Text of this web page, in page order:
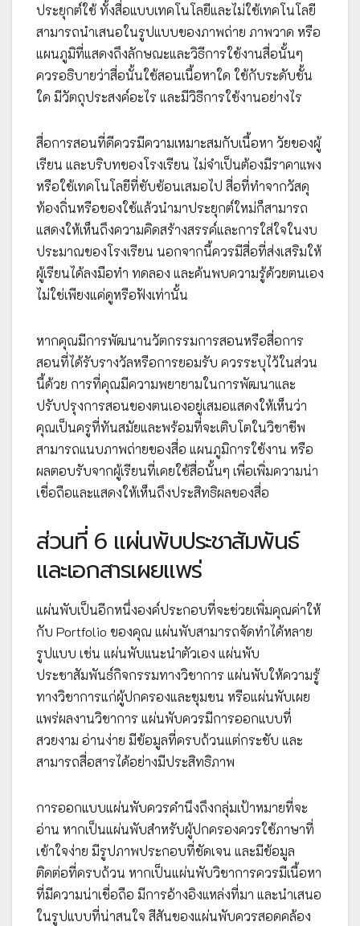
ประยุกต์ใช้ ทั้งสื่อแบบเทคโนโลยีและไม่ใช้เทคโนโลยี
สามารถนำเสนอในรูปแบบของภาพถ่าย ภาพวาด หรือ
แผนภูมิที่แสดงถึงลักษณะและวิธีการใช้งานสื่อนั้นๆ
ควรอธิบายว่าสื่อนั้นใช้สอนเนื้อหาใด ใช้กับระดับชั้น
ใด มีวัตถุประสงค์อะไร และมีวิธีการใช้งานอย่างไร
สื่อการสอนที่ดีควรมีความเหมาะสมกับเนื้อหา วัยของผู้
เรียน และบริบทของโรงเรียน ไม่จำเป็นต้องมีราคาแพง
หรือใช้เทคโนโลยีที่ซับซ้อนเสมอไป สื่อที่ทำจากวัสดุ
ท้องถิ่นหรือของใช้แล้วนำมาประยุกต์ใหม่ก็สามารถ
แสดงให้เห็นถึงความคิดสร้างสรรค์และการใส่ใจในงบ
ประมาณของโรงเรียน นอกจากนี้ควรมีสื่อที่ส่งเสริมให้
ผู้เรียนได้ลงมือทำ ทดลอง และค้นพบความรู้ด้วยตนเอง
ไม่ใช่เพียงแค่ดูหรือฟังเท่านั้น
หากคุณมีการพัฒนานวัตกรรมการสอนหรือสื่อการ
สอนที่ได้รับรางวัลหรือการยอมรับ ควรระบุไว้ในส่วน
นี้ด้วย การที่คุณมีความพยายามในการพัฒนาและ
ปรับปรุงการสอนของตนเองอยู่เสมอแสดงให้เห็นว่า
คุณเป็นครูที่ทันสมัยและพร้อมที่จะเติบโตในวิชาชีพ
สามารถแนบภาพถ่ายของสื่อ แผนภูมิการใช้งาน หรือ
ผลตอบรับจากผู้เรียนที่เคยใช้สื่อนั้นๆ เพื่อเพิ่มความน่า
เชื่อถือและแสดงให้เห็นถึงประสิทธิผลของสื่อ
ส่วนที่ 6 แผ่นพับประชาสัมพันธ์
และเอกสารเผยแพร่
แผ่นพับเป็นอีกหนึ่งองค์ประกอบที่จะช่วยเพิ่มคุณค่าให้
กับ Portfolio ของคุณ แผ่นพับสามารถจัดทำได้หลาย
รูปแบบ เช่น แผ่นพับแนะนำตัวเอง แผ่นพับ
ประชาสัมพันธ์กิจกรรมทางวิชาการ แผ่นพับให้ความรู้
ทางวิชาการแก่ผู้ปกครองและชุมชน หรือแผ่นพับเผย
แพร่ผลงานวิชาการ แผ่นพับควรมีการออกแบบที่
สวยงาม อ่านง่าย มีข้อมูลที่ครบถ้วนแต่กระชับ และ
สามารถสื่อสารได้อย่างมีประสิทธิภาพ
การออกแบบแผ่นพับควรคำนึงถึงกลุ่มเป้าหมายที่จะ
อ่าน หากเป็นแผ่นพับสำหรับผู้ปกครองควรใช้ภาษาที่
เข้าใจง่าย มีรูปภาพประกอบที่ชัดเจน และมีข้อมูล
ติดต่อที่ครบถ้วน หากเป็นแผ่นพับวิชาการควรมีเนื้อหา
ที่มีความน่าเชื่อถือ มีการอ้างอิงแหล่งที่มา และนำเสนอ
ในรูปแบบที่น่าสนใจ สีสันของแผ่นพับควรสอดคล้อง